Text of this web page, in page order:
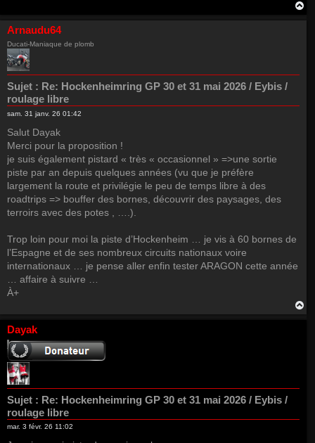
Arnaudu64
Ducati-Maniaque de plomb
Sujet : Re: Hockenheimring GP 30 et 31 mai 2026 / Eybis /
roulage libre
sam. 31 janv. 26 01:42
Salut Dayak
Merci pour la proposition !
je suis également pistard « très « occasionnel » =>une sortie
piste par an depuis quelques années (vu que je préfère
largement la route et privilégie le peu de temps libre à des
roadtrips => bouffer des bornes, découvrir des paysages, des
terroirs avec des potes , ….).
Trop loin pour moi la piste d’Hockenheim … je vis à 60 bornes de
l’Espagne et de ses nombreux circuits nationaux voire
internationaux … je pense aller enfin tester ARAGON cette année
… affaire à suivre …
À+
Dayak
Sujet : Re: Hockenheimring GP 30 et 31 mai 2026 / Eybis /
roulage libre
mar. 3 févr. 26 11:02